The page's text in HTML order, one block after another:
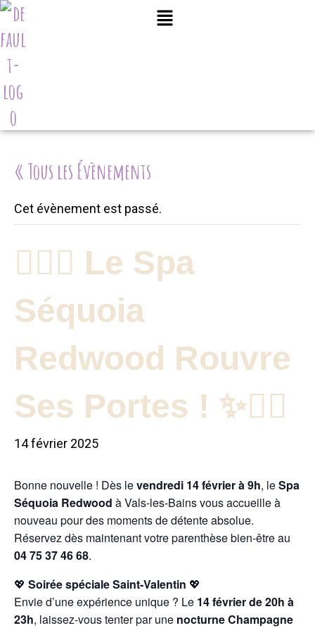
« Tous les Évènements
Cet évènement est passé.
💆‍♀️✨ Le Spa
Séquoia
Redwood Rouvre
Ses Portes ! ✨💆‍♂️
14 février 2025
Bonne nouvelle ! Dès levendredi 14 février à 9h, leSpa
Séquoia Redwood à Vals-les-Bains vous accueille à
nouveau pour des moments de détente absolue.
Réservez dès maintenant votre parenthèse bien-être au
04 75 37 46 68.
💖 Soirée spéciale Saint-Valentin 💖
Envie d’une expérience unique ? Le 14 février de 20h à
23h, laissez-vous tenter par une nocturne Champagne